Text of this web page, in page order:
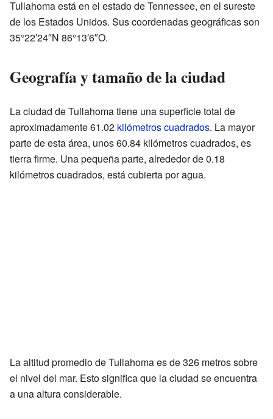
Tullahoma está en el estado de Tennessee, en el sureste
de los Estados Unidos. Sus coordenadas geográficas son
35°22′24″N 86°13′6″O.
Geografía y tamaño de la ciudad
La ciudad de Tullahoma tiene una superficie total de
aproximadamente 61.02 kilómetros cuadrados. La mayor
parte de esta área, unos 60.84 kilómetros cuadrados, es
tierra firme. Una pequeña parte, alrededor de 0.18
kilómetros cuadrados, está cubierta por agua.
La altitud promedio de Tullahoma es de 326 metros sobre
el nivel del mar. Esto significa que la ciudad se encuentra
a una altura considerable.